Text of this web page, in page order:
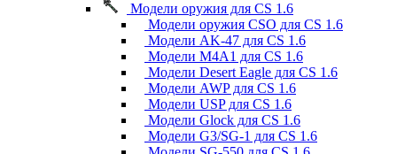
Модели оружия для CS 1.6
Модели оружия CSO для CS 1.6
Модели AK-47 для CS 1.6
Модели M4A1 для CS 1.6
Модели Desert Eagle для CS 1.6
Модели AWP для CS 1.6
Модели USP для CS 1.6
Модели Glock для CS 1.6
Модели G3/SG-1 для CS 1.6